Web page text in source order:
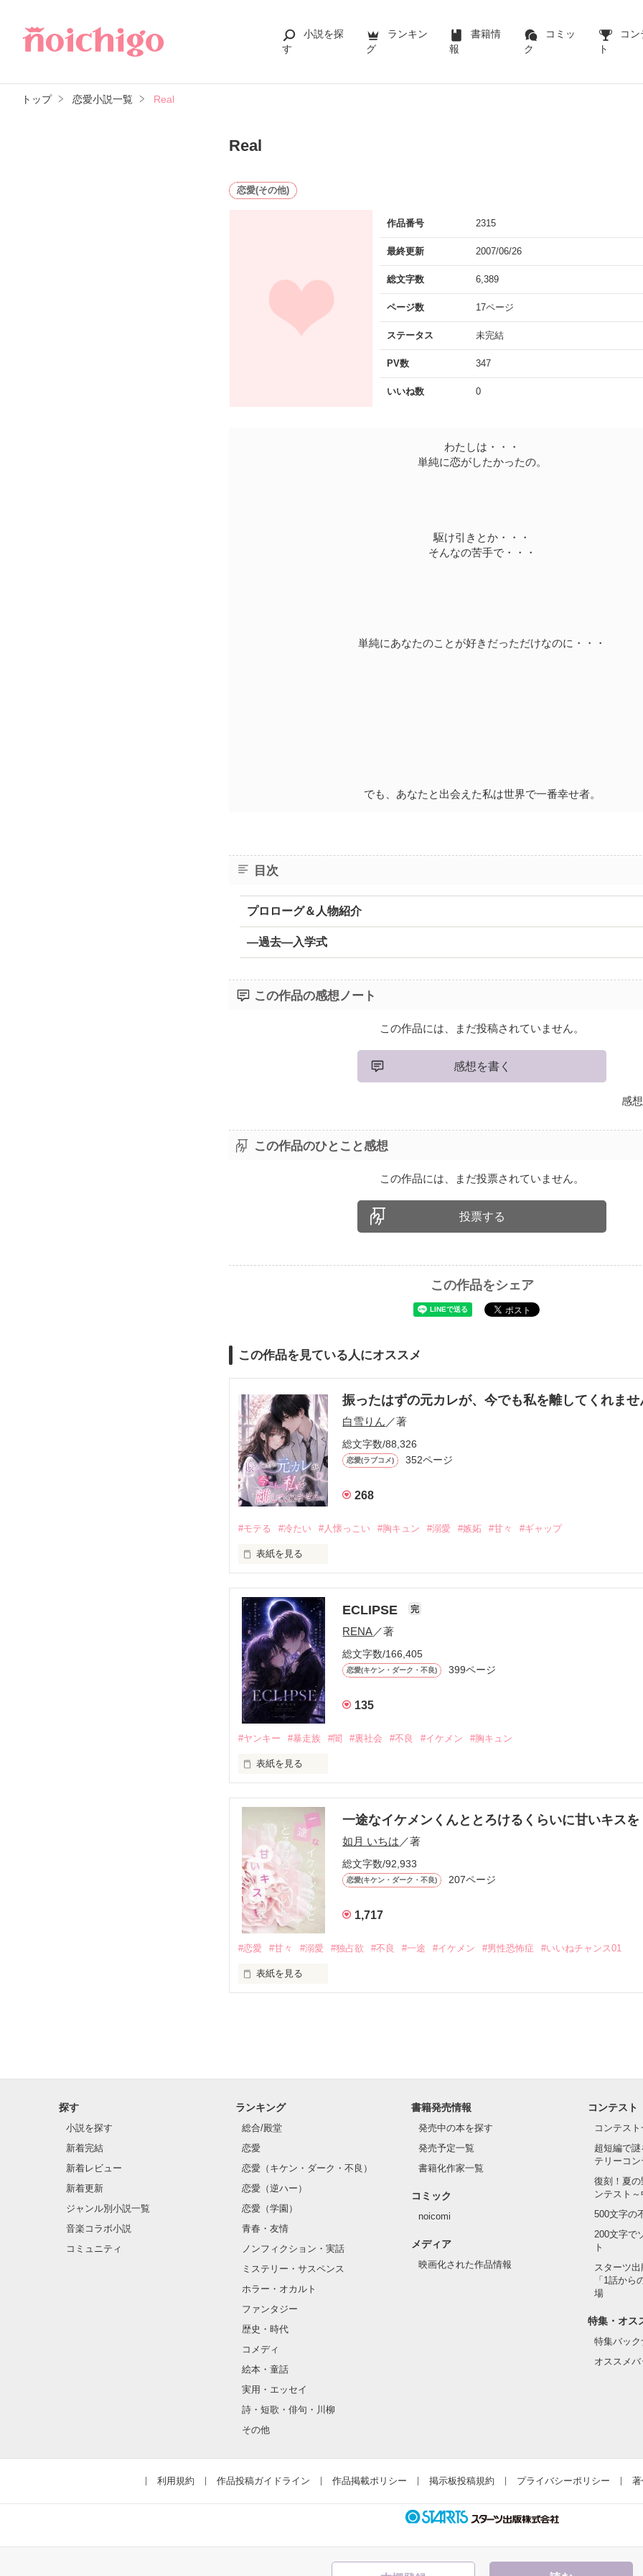
小説を探
す
ランキン
グ
書籍情
報
コミッ
ク
コ
ト
トップ 恋愛小説一覧 Real
Real
恋愛(その他)
作品番号 2315
最終更新 2007/06/26
総文字数 6,389
ページ数 17ページ
ステータス 未完結
PV数 347
いいね数 0
わたしは・・・
単純に恋がしたかったの。
駆け引きとか・・・
そんなの苦手で・・・
単純にあなたのことが好きだっただけなのに・・・
でも、あなたと出会えた私は世界で一番幸せ者。
目次
プロローグ＆人物紹介
―過去―入学式
この作品の感想ノート
この作品には、まだ投稿されていません。
感想を書く
感
この作品のひとこと感想
この作品には、まだ投票されていません。
投票する
この作品をシェア
この作品を見ている人にオススメ
振ったはずの元カレが、今でも私を離してくれま
白雪りん ／著
総文字数/88,326
恋愛(ラブコメ) 352ページ
268
#モテる #冷たい #人懐っこい #胸キュン #溺愛 #嫉妬 #甘々 #ギャップ
表紙を見る
モテる人を好きになるのが怖かった。
だから私は、中学時代に大好きだった彼を自分から振った。
もう会うことはないと思っていたのに、
高校生になって再会した彼は、隣の学校で”王子様”と呼ばれる人気者になっていた。
他の女の子には冷たいのに
「澪ちゃん。」
それは止まっていた恋が再び動き始める合図──。
✨.ﾟ･*..☆.｡.:*✨.☆.｡.:. *:ﾟ✨.ﾟ･*..☆.｡.:*✨
人見知りだけど優しい無自覚だけどモテる
冴木澪-SaekiMio
×
基本女子に冷たいのに澪にはわんこ男子になる
篠宮光-ShinomiyaHikaru
✨.ﾟ･*..☆.｡.:*✨.☆.｡.:. *:ﾟ✨.ﾟ･*..☆.｡.:*✨
ECLIPSE 完
RENA／著
総文字数/166,405
恋愛(キケン・ダーク・不良) 399ページ
135
#ヤンキー #暴走族 #闇 #裏社会 #不良 #イケメン #胸キュン
表紙を見る
一途なイケメンくんととろけるくらいに甘いキスを
如月 いちは ／著
総文字数/92,933
恋愛(キケン・ダーク・不良) 207ページ
1,717
#恋愛 #甘々 #溺愛 #独占欲 #不良 #一途 #イケメン #男性恐怖症 #いいねチャンス01
表紙を見る
クラス替えをして隣の席になったのは────
金髪に近い明るい髪色
片耳には琥珀色のピアス
ほとんど笑顔なんて見せたことがなくてぶっきらぼう
そんな性格と見た目のせいで学校中のみんなから
怖くて近づいてはいけない人だと思っていたのに
「なんかあったら連絡して。すぐ助けに行く」
噂や見た目とは違って、私にはすごく優しい
天地くんは私にとってヒーローのような人だった。
探す
小説を探す
新着完結
新着レビュー
新着更新
ジャンル別小説一覧
音楽コラボ小説
コミュニティ
ランキング
総合/殿堂
恋愛
恋愛（キケン・ダーク・不良）
恋愛（逆ハー）
恋愛（学園）
青春・友情
ノンフィクション・実話
ミステリー・サスペンス
ホラー・オカルト
ファンタジー
歴史・時代
コメディ
絵本・童話
実用・エッセイ
詩・短歌・俳句・川柳
その他
書籍発売情報
発売中の本を探す
発売予定一覧
書籍化作家一覧
コミック
noicomi
メディア
映画化された作品情報
コンテスト
コンテス
超短編で
テリーコ
復刻！夏
ンテスト
500文字の
200文字で
ト
スターツ
「1話から
場
特集・オス
特集バッ
オススメ
利用規約 作品投稿ガイドライン 作品掲載ポリシー 掲示板投稿規約 プライバシーポリシー